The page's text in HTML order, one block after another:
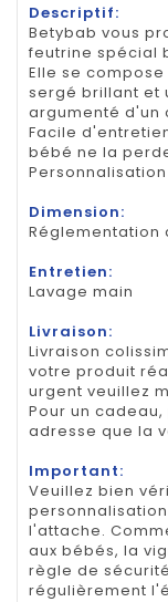
Descriptif:
Betybab vous
feutrine spécial
Elle se
sergé brillant et
argumenté d'un
Facile
bébé ne la
Dimension:
Réglementation
Entretien:
Lavage main
Livraison:
Livraison
votre produit
urgent veuillez
Pour un
adresse que la
Important:
Veuillez bien
l'attache.
aux bébés, la
règle de
régulièrement